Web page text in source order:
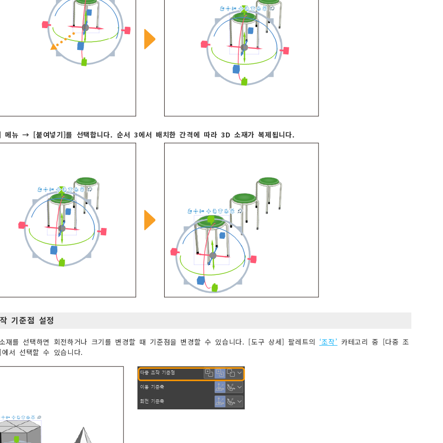
메뉴 → [붙여넣기]를 선택합니다. 순서 3에서 배치한 간격에 따라 3D 소재가 복제됩니다.
기준점 설정
재를 선택하면 회전하거나 크기를 변경할 때 기준점을 변경할 수 있습니다. [도구 상세] 팔레트의 ‘조작’ 카테고리 중 [다중 조
서 선택할 수 있습니다.